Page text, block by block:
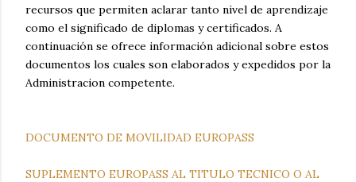
recursos que permiten aclarar tanto nivel de aprendizaje
como el significado de diplomas y certificados. A
continuación se ofrece información adicional sobre estos
documentos los cuales son elaborados y expedidos por la
Administracion competente.
DOCUMENTO DE MOVILIDAD EUROPASS
SUPLEMENTO EUROPASS AL TITULO TECNICO O AL